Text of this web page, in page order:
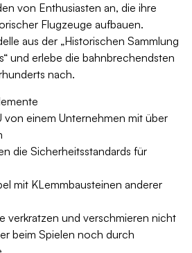
von Enthusiasten an, die ihre
Flugzeuge aufbauen.
aus der „Historischen Sammlung
und erlebe die bahnbrechendsten
nach.
von einem Unternehmen mit über
die Sicherheitsstandards für
mit KLemmbausteinen anderer
verkratzen und verschmieren nicht
beim Spielen noch durch